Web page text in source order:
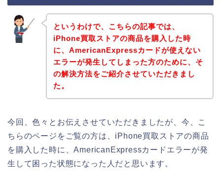
というわけで、こちらの記事では、
iPhone買取ストアの商品を購入した時
に、AmericanExpressカードが使えない
エラーが発生してしまった方のために、そ
の解決方法をご紹介させていただきまし
た。
今回、色々とお伝えさせていただきましたが、今、こ
ちらのページをご覧の方は、iPhone買取ストアの商品
を購入した時に、AmericanExpressカードエラーが発
生して困った状態になった人だと思います。